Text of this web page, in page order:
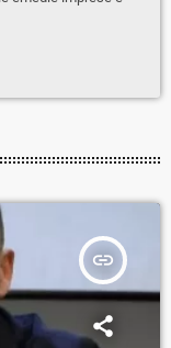
insert_link